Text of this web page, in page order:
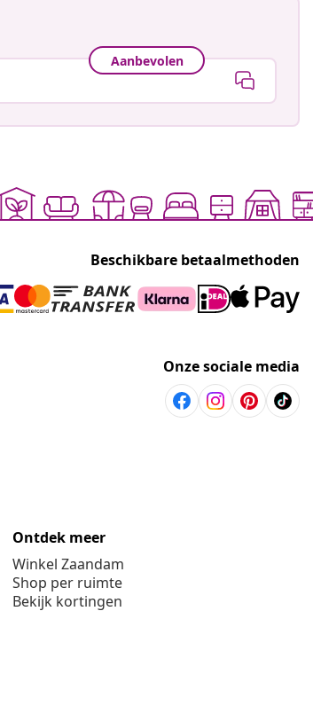
Aanbevolen
Beschikbare betaalmethoden
Onze sociale media
Ontdek meer
Winkel Zaandam
Shop per ruimte
Bekijk kortingen